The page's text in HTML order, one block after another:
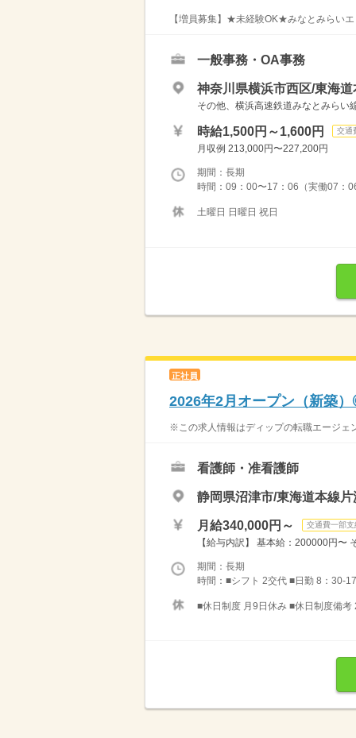
【増員募集】★未経験OK★みなとみらい
一般事務・OA事務
神奈川県横浜市西区/東海道
その他、横浜高速鉄道みなとみらい
時給1,500円～1,600円 交通
月収例 213,000円〜227,200円
期間：長期
時間：09：00〜17：06（実働07：
土曜日 日曜日 祝日
正社員
2026年2月オープン（新
※この求人情報はディップの転職エージェ
看護師・准看護師
静岡県沼津市/東海道本線片
月給340,000円～ 交通費一部支
【給与内訳】 基本給：200000円
期間：長期
時間：■シフト 2交代 ■日勤 8：30-
■休日制度 月9日休み ■休日制度備